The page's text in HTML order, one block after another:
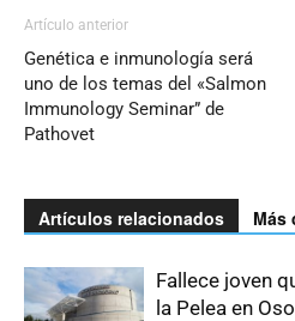
Artículo anterior
Genética e inmunología será
uno de los temas del «Salmon
Immunology Seminar” de
Pathovet
Artículos relacionados Más
Fallece joven
la Pelea en